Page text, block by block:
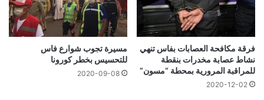
فرقة مكافحة العصابات بفاس تنهي
نشاط عصابة مخدرات بنقطة
للمراقبة المرورية بمحطة “مسون”
2020-12-02
مسيرة تجوب شوارع فاس
للتحسيس بخطر كورونا
2020-09-08